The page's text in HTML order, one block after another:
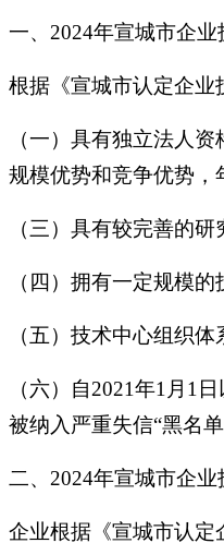
一、2024年宣城市企
根据《宣城市认定企业
（一）具有独立法人
规模优势和竞争优势，
（三）具有较完善的
（四）拥有一定规模
（五）技术中心组织
（六）自2021年1月1
被纳入严重失信“黑名
二、2024年宣城市企
企业根据《宣城市认定